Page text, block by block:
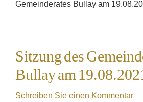
Gemeinderates Bullay am
Sitzung des
Bullay am
Schreiben Sie einen Kommentar